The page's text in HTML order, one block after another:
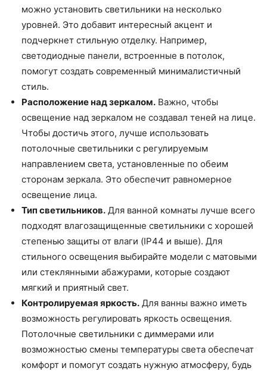
можно установить светильники на несколько
уровней. Это добавит интересный акцент и
подчеркнет стильную отделку. Например,
светодиодные панели, встроенные в потолок,
помогут создать современный минималистичный
стиль.
Расположение над зеркалом. Важно, чтобы
освещение над зеркалом не создавал теней на лице.
Чтобы достичь этого, лучше использовать
потолочные светильники с регулируемым
направлением света, установленные по обеим
сторонам зеркала. Это обеспечит равномерное
освещение лица.
Тип светильников. Для ванной комнаты лучше всего
подходят влагозащищенные светильники с хорошей
степенью защиты от влаги (IP44 и выше). Для
стильного освещения выбирайте модели с матовыми
или стеклянными абажурами, которые создают
мягкий и приятный свет.
Контролируемая яркость. Для ванны важно иметь
возможность регулировать яркость освещения.
Потолочные светильники с диммерами или
возможностью смены температуры света обеспечат
комфорт и помогут создать нужную атмосферу, будь